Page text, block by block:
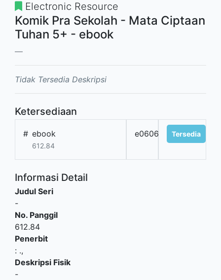
Electronic Resource
Komik Pra Sekolah - Mata Ciptaan
Tuhan 5+ - ebook
Tidak Tersedia Deskripsi
Ketersediaan
# ebook
612.84
e0606 Tersedia
Informasi Detail
Judul Seri
-
No. Panggil
612.84
Penerbit
: .,
Deskripsi Fisik
-